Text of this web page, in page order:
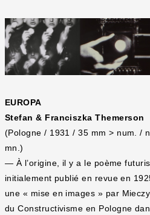
EUROPA
Stefan & Franciszka Themerson
(Pologne / 1931 / 35 mm > num. /
mn.)
— À l’origine, il y a le poème
initialement publié en revue en
une « mise en images » par
du Constructivisme en Pologne